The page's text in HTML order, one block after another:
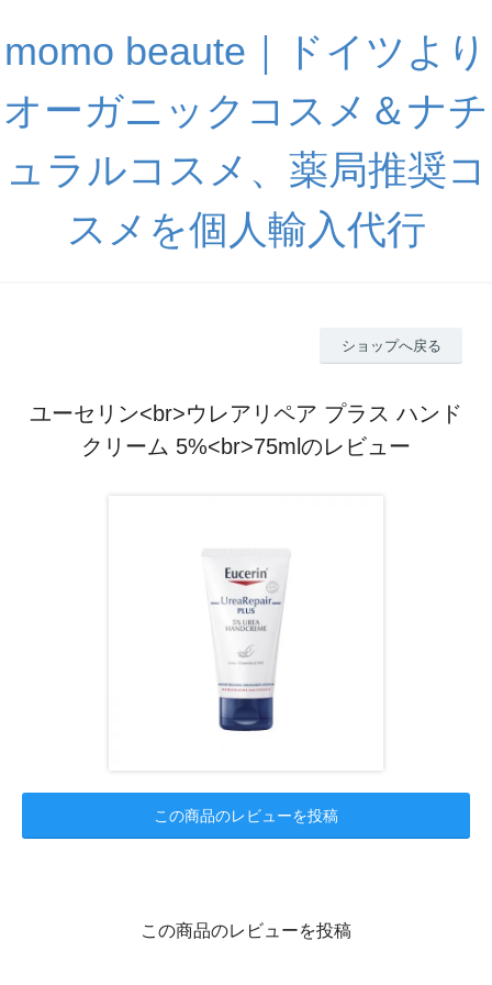
momo beaute｜ドイツより
オーガニックコスメ＆ナチ
ュラルコスメ、薬局推奨コ
スメを個人輸入代行
ショップへ戻る
ユーセリン<br>ウレアリペア プラス ハンド
クリーム 5%<br>75mlのレビュー
この商品のレビューを投稿
この商品のレビューを投稿